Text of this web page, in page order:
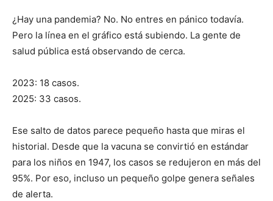
¿Hay una pandemia? No. No entres en pánico todavía.
Pero la línea en el gráfico está subiendo. La gente de
salud pública está observando de cerca.
2023: 18 casos.
2025: 33 casos.
Ese salto de datos parece pequeño hasta que miras el
historial. Desde que la vacuna se convirtió en estándar
para los niños en 1947, los casos se redujeron en más del
95%. Por eso, incluso un pequeño golpe genera señales
de alerta.